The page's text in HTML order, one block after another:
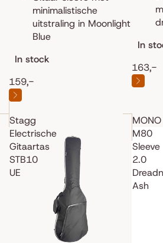
minimalistische
uitstraling in Moonlight
Blue
In stock
159,-
In
163,-
Stagg
Electrische
Gitaartas
STB10
UE
MONO
M80
Sleeve
2.0
Ash